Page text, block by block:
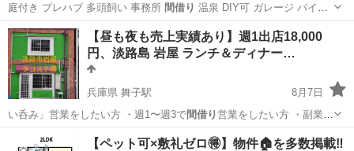
庭付き プレハブ 多頭飼い 事務所 間借り 温泉 DIY可 ガレージ バイク
駐…
静岡 富士市 土地販売/土地売買 初期
【昼も夜も売上実績あり】週1出店18,000
円、淡路島 岩屋 ランチ＆ディナー…
兵庫県 舞子駅
8月7日
い呑み」営業をしたい方 ・週1〜週3で間借り営業をしたい方 ・副業で
飲食を始めたい…
舞子駅 レンタルオフィス 曜日
【ペット可×敷礼ゼロ🉐】物件🏠を多数掲載‼️